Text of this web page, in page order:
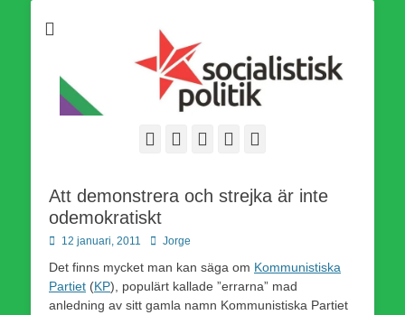
världsomfattande socialistiska Fjärde Internationalen och en viktig
tillgång i kampen för en socialistisk framtid!
FacebookWebbflöde
Instagram
Att demonstrera och strejka är inte
odemokratiskt
Publicerad
12 januari, 2011 Författare
Jorge
Det finns mycket man kan säga om Kommunistiska
Partiet (KP), populärt kallade ”errarna” mad
anledning av sitt gamla namn Kommunistiska Partiet